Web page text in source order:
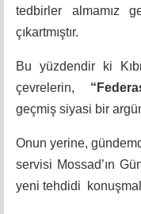
tedbirler almamız
çıkartmıştır.
Bu yüzdendir ki
çevrelerin,
geçmiş siyasi bir
Onun yerine,
servisi Mossad’ın
yeni tehdidi